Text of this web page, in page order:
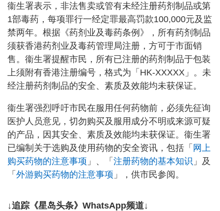
衞生署表示，非法售卖或管有未经注册药剂制品或第
1部毒药，每项罪行一经定罪最高罚款100,000元及监
禁两年。根据《药剂业及毒药条例》，所有药剂制品
须获香港药剂业及毒药管理局注册，方可于市面销
售。衞生署提醒市民，所有已注册的药剂制品于包装
上须附有香港注册编号，格式为「HK-XXXXX」。未
经注册药剂制品的安全、素质及效能均未获保证。
衞生署强烈呼吁市民在服用任何药物前，必须先征询
医护人员意见，切勿购买及服用成分不明或来源可疑
的产品，因其安全、素质及效能均未获保证。衞生署
已编制关于选购及使用药物的安全资讯，包括「 网上
购买药物的注意事项 」、「 注册药物的基本知识 」及
「 外游购买药物的注意事项 」，供市民参阅。
↓追踪《星岛头条》WhatsApp频道↓